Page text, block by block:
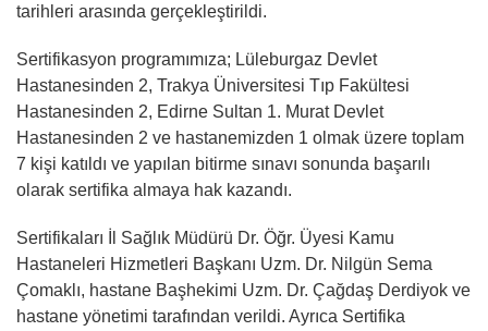
tarihleri arasında gerçekleştirildi.
Sertifikasyon programımıza; Lüleburgaz Devlet
Hastanesinden 2, Trakya Üniversitesi Tıp Fakültesi
Hastanesinden 2, Edirne Sultan 1. Murat Devlet
Hastanesinden 2 ve hastanemizden 1 olmak üzere toplam
7 kişi katıldı ve yapılan bitirme sınavı sonunda başarılı
olarak sertifika almaya hak kazandı.
Sertifikaları İl Sağlık Müdürü Dr. Öğr. Üyesi Kamu
Hastaneleri Hizmetleri Başkanı Uzm. Dr. Nilgün Sema
Çomaklı, hastane Başhekimi Uzm. Dr. Çağdaş Derdiyok ve
hastane yönetimi tarafından verildi. Ayrıca Sertifika